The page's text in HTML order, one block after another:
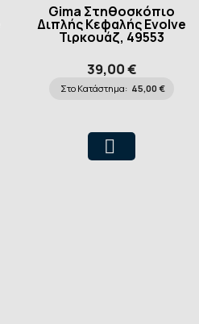
Gima Στηθοσκόπιο
Διπλής Κεφαλής Evolve
Τιρκουάζ, 49553
39,00 €
Στο Κατάστημα: 45,00 €